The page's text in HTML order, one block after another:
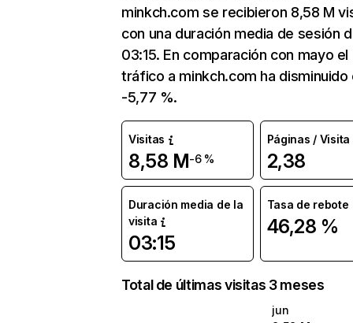
minkch.com se recibieron 8,58 M
con una duración media de sesión
03:15. En comparación con mayo el
tráfico a minkch.com ha disminuido
-5,77 %.
Visitas
8,58 M-6 %
Páginas / Visita
2,38
Duración media de la
visita
03:15
Tasa de rebote
46,28 %
Total de últimas visitas 3 meses
jun